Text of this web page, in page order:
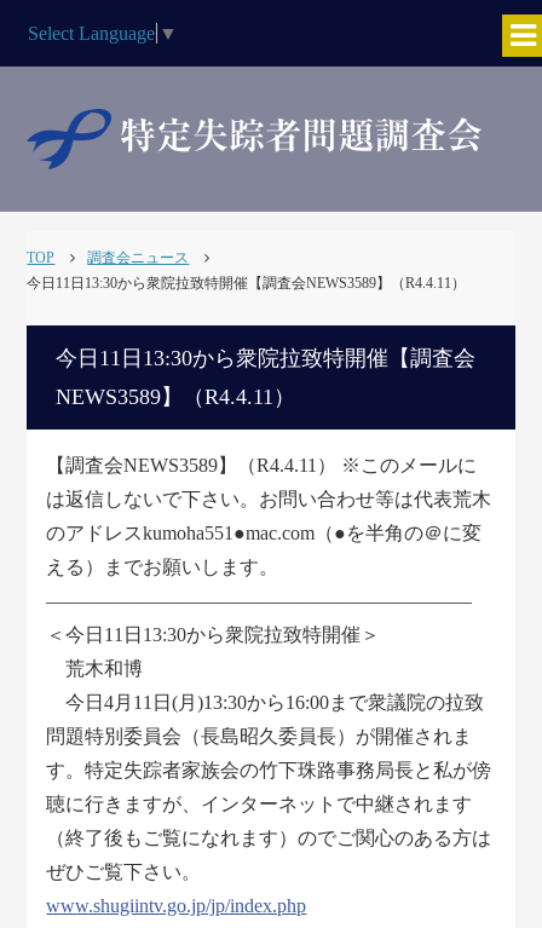
Select Language ▼
TOP
調査会ニュース
今日11日13:30から衆院拉致特開催【調査会NEWS3589】（R4.4.11）
今日11日13:30から衆院拉致特開催【調査会
NEWS3589】（R4.4.11）
【調査会NEWS3589】（R4.4.11） ※このメールに
は返信しないで下さい。お問い合わせ等は代表荒木
のアドレスkumoha551●mac.com（●を半角の＠に変
える）までお願いします。
――――――――――――――――――――――
＜今日11日13:30から衆院拉致特開催＞
荒木和博
今日4月11日(月)13:30から16:00まで衆議院の拉致
問題特別委員会（長島昭久委員長）が開催されま
す。特定失踪者家族会の竹下珠路事務局長と私が傍
聴に行きますが、インターネットで中継されます
（終了後もご覧になれます）のでご関心のある方は
ぜひご覧下さい。
www.shugiintv.go.jp/jp/index.php